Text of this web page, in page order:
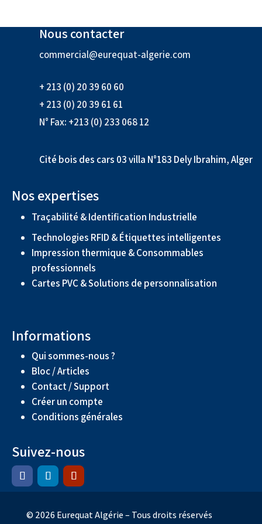
Nous contacter
commercial@eurequat-algerie.com
+ 213 (0) 20 39 60 60
+ 213 (0) 20 39 61 61
N° Fax: +213 (0) 233 068 12
Cité bois des cars 03 villa N°183 Dely Ibrahim, Alger
Nos expertises
Traçabilité & Identification Industrielle
Technologies RFID & Étiquettes intelligentes
Impression thermique & Consommables
professionnels
Cartes PVC & Solutions de personnalisation
Informations
Qui sommes-nous ?
Bloc / Articles
Contact / Support
Créer un compte
Conditions générales
Suivez-nous
© 2026 Eurequat Algérie – Tous droits réservés